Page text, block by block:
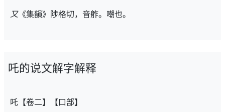
又《集韻》陟格切，音舴。嘲也。
吒的说文解字解释
吒【卷二】【口部】